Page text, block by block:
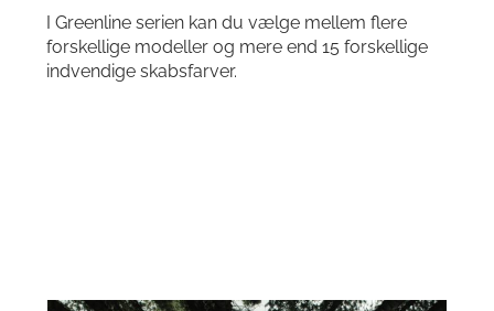
I Greenline serien kan du vælge mellem flere
forskellige modeller og mere end 15 forskellige
indvendige skabsfarver.